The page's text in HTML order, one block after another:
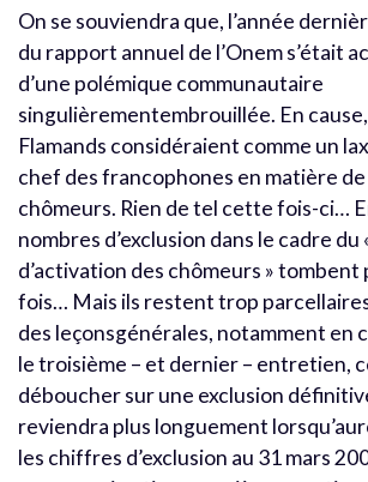
On se souviendra que, l’année
du rapport annuel de l’Onem s’était
d’une polémique communautaire
singulièrementembrouillée. En
Flamands considéraient comme un
chef des francophones en matière
chômeurs. Rien de tel cette fois-ci…
nombres d’exclusion dans le cadre du
d’activation des chômeurs »
fois… Mais ils restent trop
des leçonsgénérales, notamment en
le troisième – et dernier – entretien,
déboucher sur une exclusion
reviendra plus longuement
les chiffres d’exclusion au 31 mars